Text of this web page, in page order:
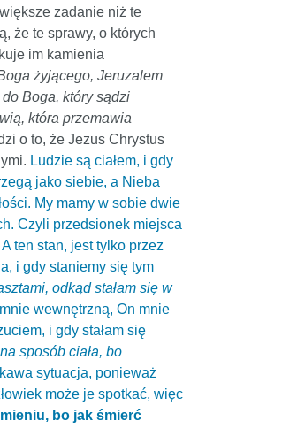
zadanie niż te
że te sprawy, o których
im kamienia
żyjącego, Jeruzalem
Boga, który sądzi
która przemawia
o to, że Jezus Chrystus
Ludzie są ciałem, i gdy
jako siebie, a Nieba
My mamy w sobie dwie
Czyli przedsionek miejsca
ten stan, jest tylko przez
i gdy staniemy się tym
odkąd stałam się w
wewnętrzną, On mnie
i gdy stałam się
sposób ciała, bo
sytuacja, ponieważ
może je spotkać, więc
bo jak śmierć